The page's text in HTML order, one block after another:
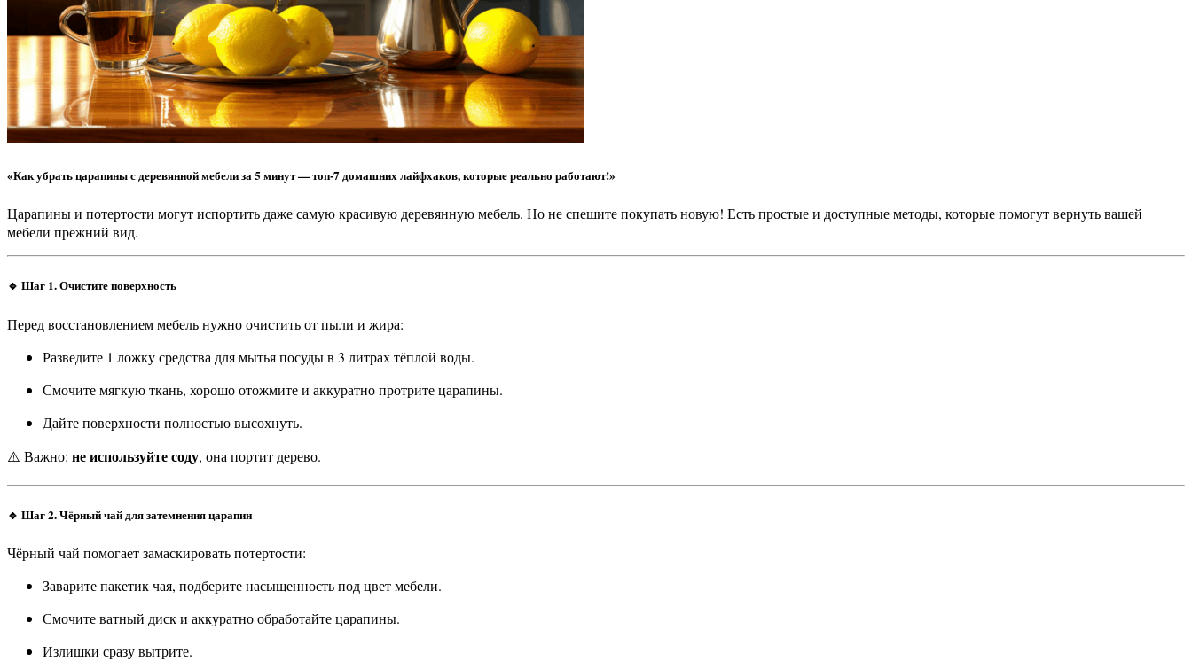
«Как убрать царапины с деревянной мебели за 5 минут — топ-7 домашних лайфхаков, которые реально работают!»
Царапины и потертости могут испортить даже самую красивую деревянную мебель. Но не спешите покупать новую! Есть простые и доступные методы, которые помогут вернуть вашей
мебели прежний вид.
🔹 Шаг 1. Очистите поверхность
Перед восстановлением мебель нужно очистить от пыли и жира:
Разведите 1 ложку средства для мытья посуды в 3 литрах тёплой воды.
Смочите мягкую ткань, хорошо отожмите и аккуратно протрите царапины.
Дайте поверхности полностью высохнуть.
⚠️ Важно: не используйте соду, она портит дерево.
🔹 Шаг 2. Чёрный чай для затемнения царапин
Чёрный чай помогает замаскировать потертости:
Заварите пакетик чая, подберите насыщенность под цвет мебели.
Смочите ватный диск и аккуратно обработайте царапины.
Излишки сразу вытрите.